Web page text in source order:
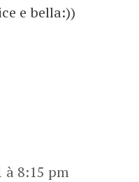
e bella:))
à 8:15 pm